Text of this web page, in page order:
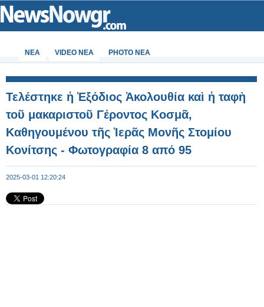
ΝΕΑ VIDEO NEA PHOTO NEA
Τελέστηκε ἡ Ἐξόδιος Ἀκολουθία καὶ ἡ ταφὴ
τοῦ μακαριστοῦ Γέροντος Κοσμᾶ,
Καθηγουμένου τῆς Ἱερᾶς Μονῆς Στομίου
Κονίτσης - Φωτογραφία 8 από 95
2025-03-01 12:20:24